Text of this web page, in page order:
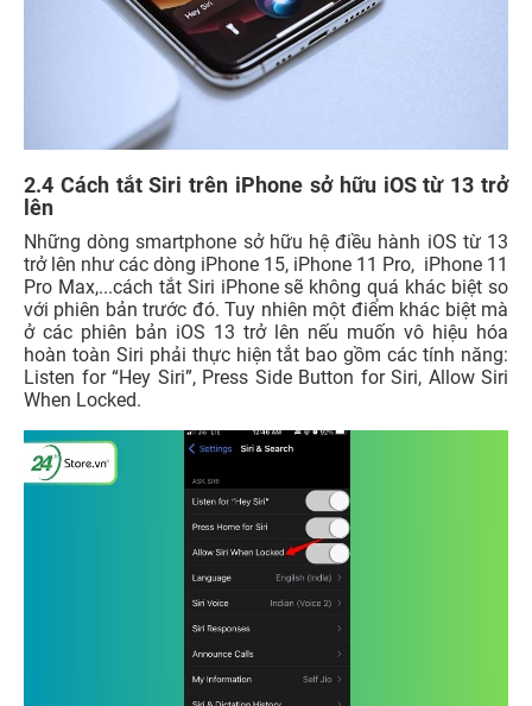
2.4 Cách tắt Siri trên iPhone sở hữu iOS từ 13 trở
lên
Những dòng smartphone sở hữu hệ điều hành iOS từ 13
trở lên như các dòng iPhone 15, iPhone 11 Pro, iPhone 11
Pro Max,...cách tắt Siri iPhone sẽ không quá khác biệt so
với phiên bản trước đó. Tuy nhiên một điểm khác biệt mà
ở các phiên bản iOS 13 trở lên nếu muốn vô hiệu hóa
hoàn toàn Siri phải thực hiện tắt bao gồm các tính năng:
Listen for “Hey Siri”, Press Side Button for Siri, Allow Siri
When Locked.